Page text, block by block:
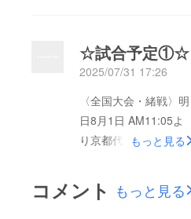
となりましたが、堂々
の３位表彰を受けまし
去った数カ月間でした
が、普通に過ごしてい
ては経験できないよう
とっての財産になった
序盤はDFとキーパー
の頑張りもあり失点を
抑えながらも攻撃面で
ミスが目立ちチャンス
がなかなか作れずにい
きながらも複数で守る
☆試合予定①☆
2025/07/31 17:26
〈全国大会・緒戦〉明
日8月1日 AM11:05よ
り京都代表との緒戦に
れる方はもちろん、来
られない方も配信映像
もっと見る
コメント もっと見る